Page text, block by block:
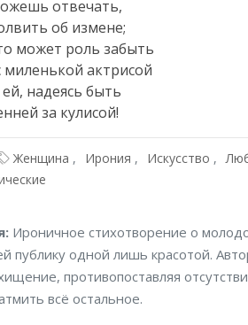
отвечать,
об измене;
может роль забыть
миленькой актрисой
надеясь быть
за кулисой!
Женщина Ирония Искусство
Ироничное стихотворение о
публику одной лишь красотой.
противопоставляя
всё остальное.